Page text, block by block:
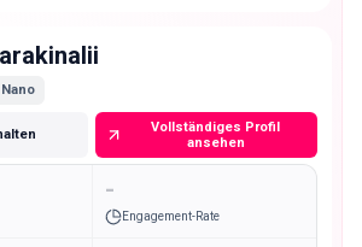
Nano
Vollständiges Profil
ansehen
-
Engagement-Rate